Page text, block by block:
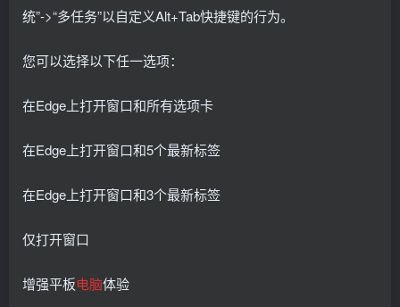
统”->“多任务”以自定义Alt+Tab快捷键的行为。
您可以选择以下任一选项：
在Edge上打开窗口和所有选项卡
在Edge上打开窗口和5个最新标签
在Edge上打开窗口和3个最新标签
仅打开窗口
增强平板电脑体验